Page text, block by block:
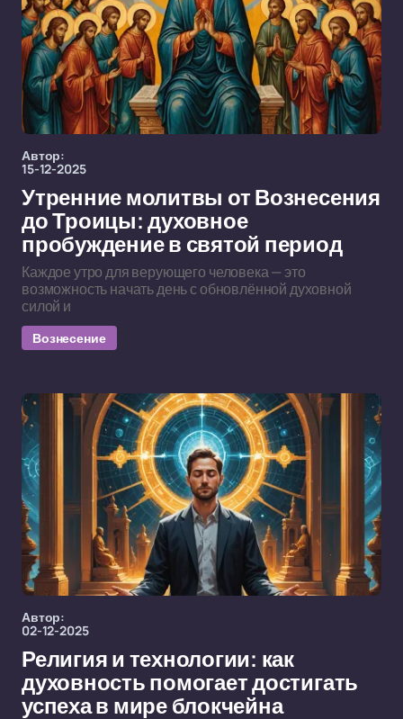
Автор:
15-12-2025
Утренние молитвы от Вознесения
до Троицы: духовное
пробуждение в святой период
Каждое утро для верующего человека — это
возможность начать день с обновлённой духовной
силой и
Вознесение
Автор:
02-12-2025
Религия и технологии: как
духовность помогает достигать
успеха в мире блокчейна